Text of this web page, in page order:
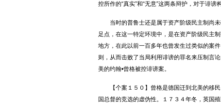
控所作的“真实”和“无意”这两条辩护，对于诽谤
当时的普鲁士还是属于资产阶级民主制尚未
足点，在这一特定环境中，是在资产阶级民主
地方，在此以前一百多年也曾发生过类似的案
则，从而击败了当局利用诽谤的罪名来压制言
美的约翰•曾格被控诽谤案。
【个案１５０】曾格是德国迁到北美的移民
国总督的竞选的虚伪性。１７３４年冬，英国